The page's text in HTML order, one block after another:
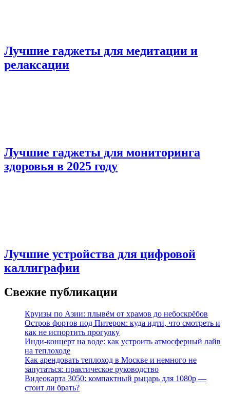
Лучшие гаджеты для медитации и
релаксации
Лучшие гаджеты для мониторинга
здоровья в 2025 году
Лучшие устройства для цифровой
каллиграфии
Свежие публикации
Круизы по Азии: плывём от храмов до небоскрёбов
Остров фортов под Питером: куда идти, что смотреть и
как не испортить прогулку
Инди-концерт на воде: как устроить атмосферный лайв
на теплоходе
Как арендовать теплоход в Москве и немного не
запутаться: практическое руководство
Видеокарта 3050: компактный рыцарь для 1080p —
стоит ли брать?